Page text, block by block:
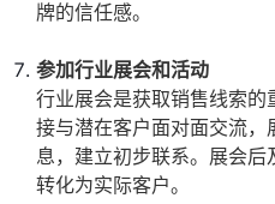
牌的信任感。
参加行业展会和活动
行业展会是获取销售线索
接与潜在客户面对面交流
息，建立初步联系。展会
转化为实际客户。